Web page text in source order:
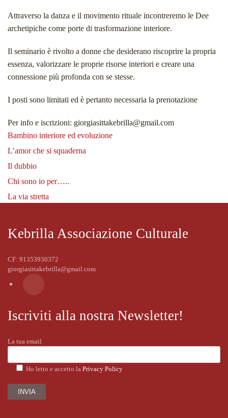
Attraverso la danza e il movimento rituale incontreremo le Dee
archetipiche come porte di trasformazione interiore.
Il seminario è rivolto a donne che desiderano riscoprire la propria
essenza, valorizzare le proprie risorse interiori e creare una
connessione più profonda con se stesse.
I posti sono limitati ed è pertanto necessaria la prenotazione
Per info e iscrizioni: giorgiasittakebrilla@gmail.com
Bambino interiore ed evoluzione
L’amor che si squaderna
Il dubbio
Chi sono io per…..
La via stretta
Kebrilla Associazione Culturale
CF: 91353930372
giorgiasittakebrilla@gmail.com
Iscriviti alla nostra Newsletter!
La tua email
Ho letto e accetto la Privacy Policy